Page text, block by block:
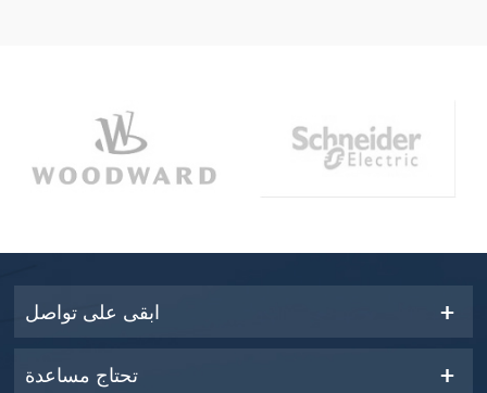
ابقى على تواصل
تحتاج مساعدة